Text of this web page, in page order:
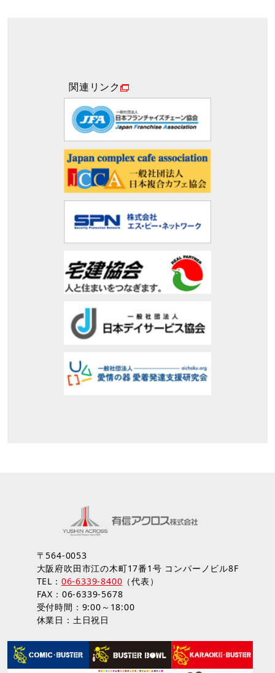
関連リンク
〒564-0053
大阪府吹田市江の木町17番1号 コンパーノビル8F
TEL： 06-6339-8400 （代表）
FAX：06-6339-5678
受付時間：9:00～18:00
休業日：土日祝日